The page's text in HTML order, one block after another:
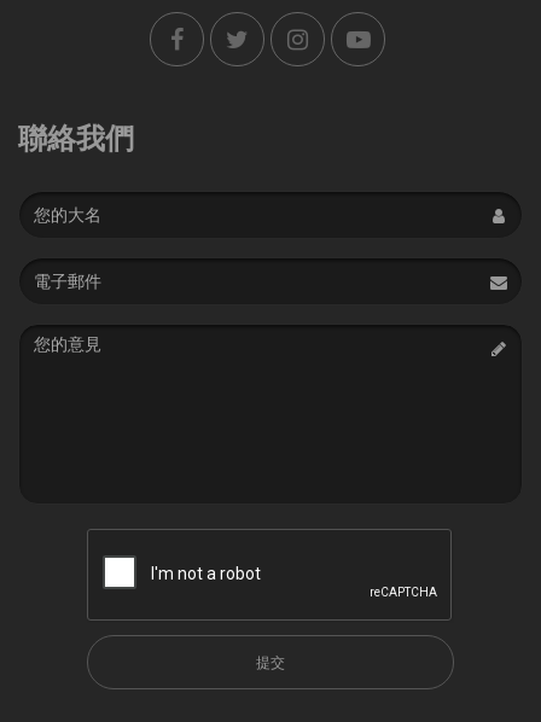
聯絡我們
Name
Email
address
Message
提交